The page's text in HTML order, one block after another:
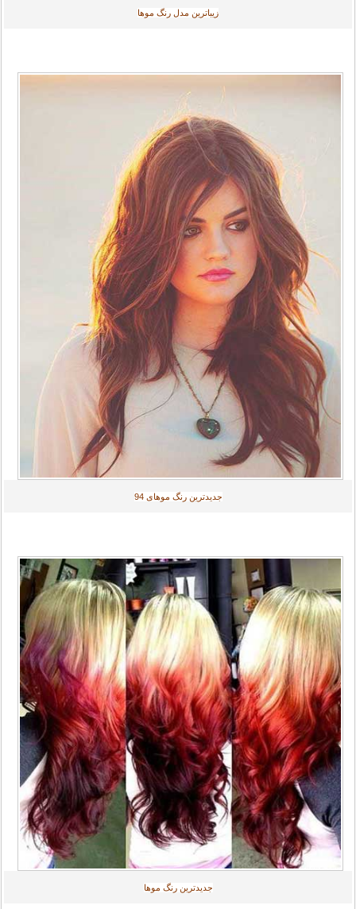
زیباترین مدل رنگ موها
جديدترين رنگ موهای94
جديدترين رنگ موها